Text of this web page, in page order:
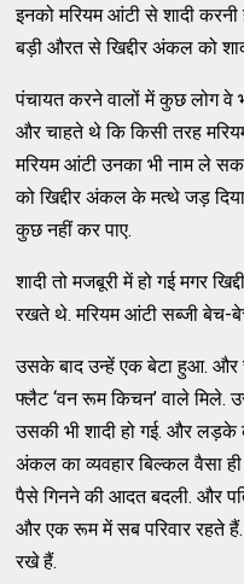
इनको मरियम आंटी से शादी
बड़ी औरत से खिद्दीर अंकल को
पंचायत करने वालों में कुछ लोग वे
और चाहते थे कि किसी तरह
मरियम आंटी उनका भी नाम ले
को खिद्दीर अंकल के मत्थे जड़
कुछ नहीं कर पाए.
शादी तो मजबूरी में हो गई मगर
रखते थे. मरियम आंटी सब्जी बेच-
उसके बाद उन्हें एक बेटा हुआ. और
फ्लैट ‘वन रूम किचन’ वाले मिले.
उसकी भी शादी हो गई. और लड़के
अंकल का व्यवहार बिल्कल वैसा
पैसे गिनने की आदत बदली. और
और एक रूम में सब परिवार रहते
रखे हैं.